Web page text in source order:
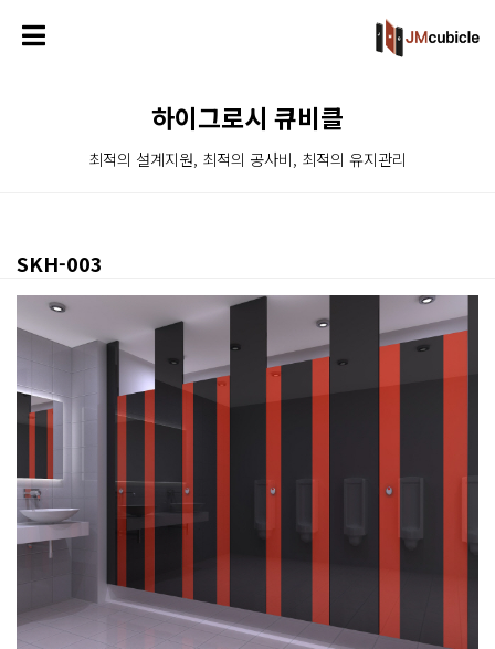
하이그로시 큐비클
최적의 설계지원, 최적의 공사비, 최적의 유지관리
SKH-003